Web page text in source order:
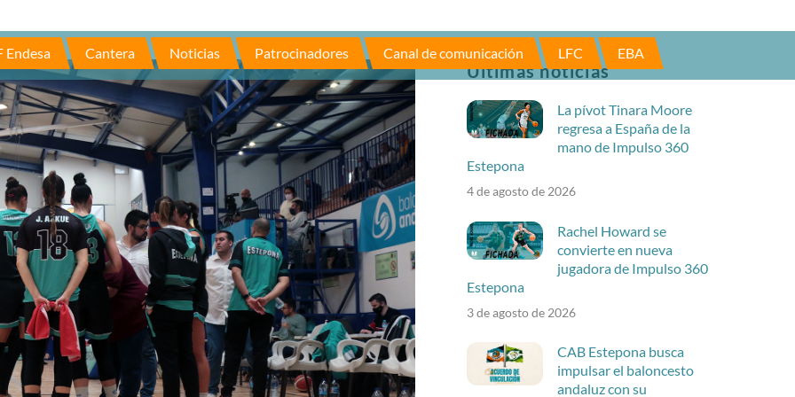
Endesa Cantera Noticias Patrocinadores Canal de comunicación LFC EBA
Últimas noticias
La pívot Tinara Moore
regresa a España de la
mano de Impulso 360
Estepona
4 de agosto de 2026
Rachel Howard se
convierte en nueva
jugadora de Impulso 360
Estepona
3 de agosto de 2026
CAB Estepona busca
impulsar el baloncesto
andaluz con su